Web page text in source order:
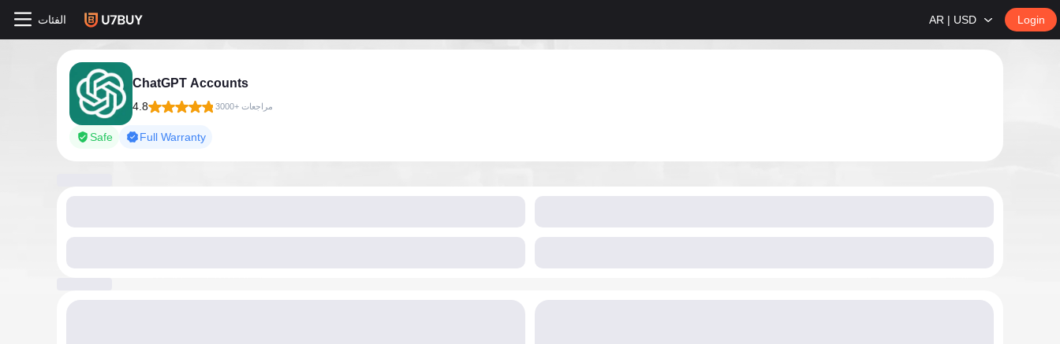
الفئات AR | USD Login
ChatGPT Accounts
4.8 3000+ مراجعات
Safe Full Warranty